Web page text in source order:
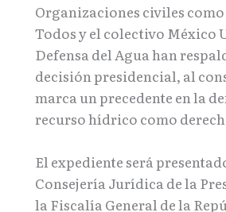
Organizaciones civiles como
Todos y el colectivo México
Defensa del Agua han
decisión presidencial, al
marca un precedente en la
recurso hídrico como
El expediente será
Consejería Jurídica de la
la Fiscalía General de la